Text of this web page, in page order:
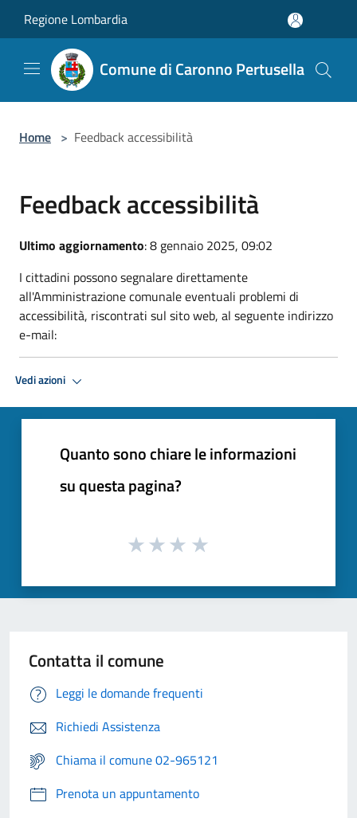
Regione Lombardia
Comune di Caronno Pertusella
Home > Feedback accessibilità
Feedback accessibilità
Ultimo aggiornamento: 8 gennaio 2025, 09:02
I cittadini possono segnalare direttamente
all'Amministrazione comunale eventuali problemi di
accessibilità, riscontrati sul sito web, al seguente indirizzo
e-mail:
Vedi azioni
Quanto sono chiare le informazioni
su questa pagina?
Contatta il comune
Leggi le domande frequenti
Richiedi Assistenza
Chiama il comune 02-965121
Prenota un appuntamento